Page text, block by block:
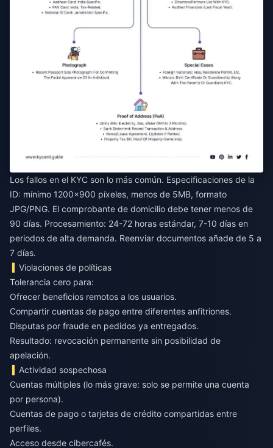
Los fallos en el KYC son lo más común. Especificaciones de la
ID: mínimo 1200x900 píxeles, menos de 5MB, formato
JPG/PNG. El comprobante de domicilio debe tener menos de
90 días. Procesamiento: 24-72 horas estándar, 7-10 días en
periodos de alta demanda. Reenviar documentos añade de 5 a
7 días.
Violaciones de políticas
Tolerancia cero para:
Ofrecer beneficios remotos a los usuarios.
Compartir cuentas de pago entre diferentes anfitriones.
Disputas por fraude en pedidos ya entregados.
Resultado: revocación permanente sin posibilidad de
apelación.
Actividad sospechosa
Cuentas múltiples (lo más grave: solo se permite una cuenta
por persona).
Cuentas de pago o tarjetas de crédito compartidas entre
perfiles.
Acceso desde cibercafés.